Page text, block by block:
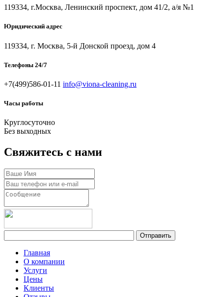
119334, г.Москва, Ленинский проспект, дом 41/2, а/я №1
Юридический адрес
119334, г. Москва, 5-й Донской проезд, дом 4
Телефоны 24/7
+7(499)586-01-11 info@viona-cleaning.ru
Часы работы
Круглосуточно
Без выходных
Свяжитесь с нами
Главная
О компании
Услуги
Цены
Клиенты